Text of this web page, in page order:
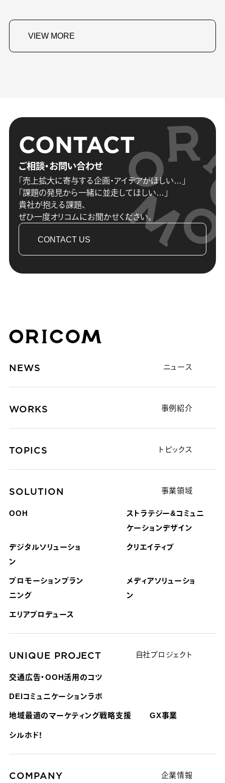
VIEW MORE
ご相談・お問い合わせ
CONTACT
「売上拡大に寄与する企画・アイデアがほしい…」
「課題の発見から一緒に並走してほしい…」
貴社が抱える課題、
ぜひ一度オリコムにお聞かせください。
CONTACT US
株式会社オリコム ORICOM CO.,LTD.
NEWS ニュース
WORKS 事例紹介
TOPICS トピックス
SOLUTION 事業領域
OOH
ストラテジー&コミュニ
ケーションデザイン
デジタルソリューショ
ン
クリエイティブ
プロモーションプラン
ニング
メディアソリューショ
ン
エリアプロデュース
UNIQUE PROJECT 自社プロジェクト
交通広告・OOH活用のコツ
DEIコミュニケーションラボ
地域最適のマーケティング戦略支援 GX事業
シルホド！
COMPANY 企業情報